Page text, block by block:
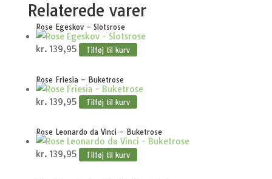
Relaterede varer
Rose Egeskov – Slotsrose
kr. 139,95 Tilføj til kurv
Rose Friesia – Buketrose
kr. 139,95 Tilføj til kurv
Rose Leonardo da Vinci – Buketrose
kr. 139,95 Tilføj til kurv